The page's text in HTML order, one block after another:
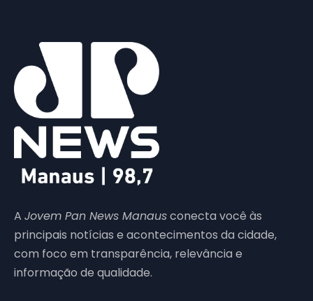
A Jovem Pan News Manausconecta você às
principais notícias e acontecimentos da cidade,
com foco em transparência, relevância e
informação de qualidade.